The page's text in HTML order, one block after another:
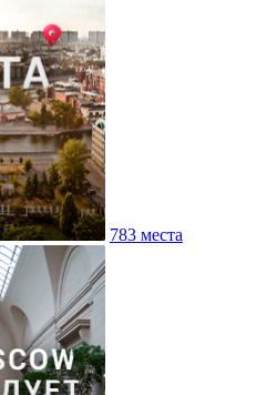
783 места